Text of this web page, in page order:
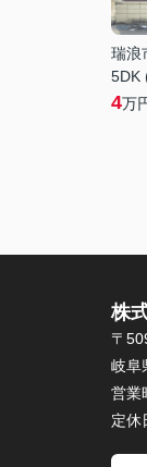
瑞浪
5DK
4万
株
〒
岐阜
営業
定休